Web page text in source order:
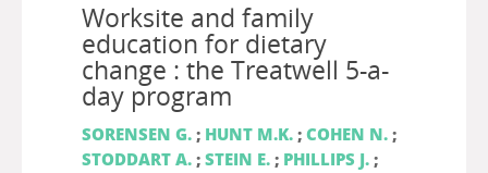
Worksite and family
education for dietary
change : the Treatwell 5-a-
day program
SORENSEN G.; HUNT M.K.; COHEN N.;
STODDART A.; STEIN E.; PHILLIPS J.;